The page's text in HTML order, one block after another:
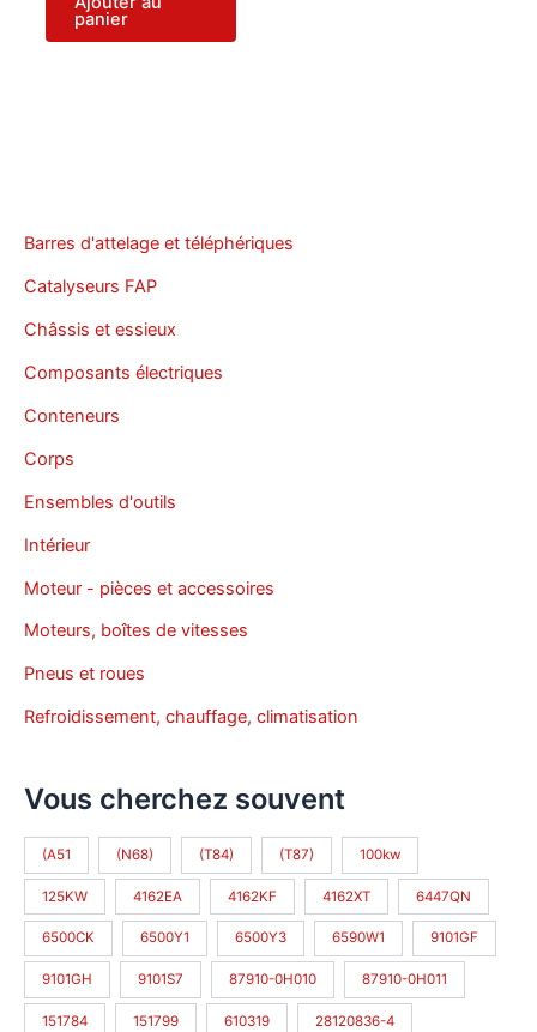
Barres d'attelage et téléphériques
Catalyseurs FAP
Châssis et essieux
Composants électriques
Conteneurs
Corps
Ensembles d'outils
Intérieur
Moteur - pièces et accessoires
Moteurs, boîtes de vitesses
Pneus et roues
Refroidissement, chauffage, climatisation
Vous cherchez souvent
(A51 (N68) (T84) (T87) 100kw
125KW 4162EA 4162KF 4162XT 6447QN
6500CK 6500Y1 6500Y3 6590W1 9101GF
9101GH 9101S7 87910-0H010 87910-0H011
151784 151799 610319 28120836-4
panier